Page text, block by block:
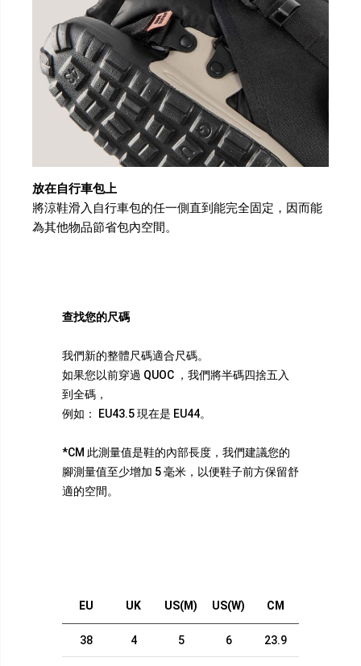
放在自行車包上
將涼鞋滑入自行車包的任一側直到能完全固定，因而能
為其他物品節省包內空間。
EU UK US(M) US(W) CM
38 4 5 6 23.9
查找您的尺碼
我們新的整體尺碼適合尺碼。
如果您以前穿過 QUOC ，我們將半碼四捨五入
到全碼，
例如： EU43.5 現在是 EU44。
*CM 此測量值是鞋的內部長度，我們建議您的
腳測量值至少增加 5 毫米，以便鞋子前方保留舒
適的空間。